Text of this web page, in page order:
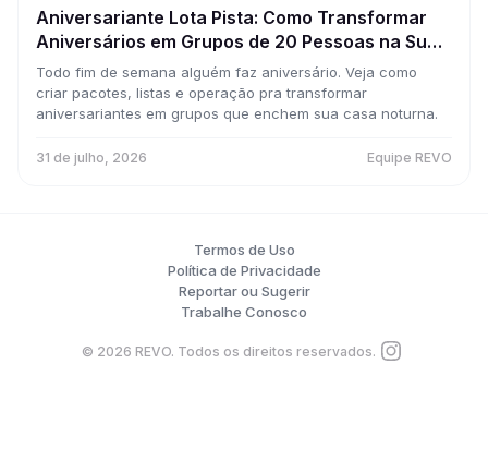
Aniversariante Lota Pista: Como Transformar
Aniversários em Grupos de 20 Pessoas na Sua
Casa Toda Semana
Todo fim de semana alguém faz aniversário. Veja como
criar pacotes, listas e operação pra transformar
aniversariantes em grupos que enchem sua casa noturna.
31 de julho, 2026 Equipe REVO
Termos de Uso
Política de Privacidade
Reportar ou Sugerir
Trabalhe Conosco
© 2026 REVO. Todos os direitos reservados.